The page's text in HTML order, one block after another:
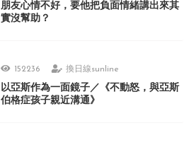
朋友心情不好，要他把負面情緒講出來其
實沒幫助？
152236 換日線sunline
以亞斯作為一面鏡子／《不動怒，與亞斯
伯格症孩子親近溝通》